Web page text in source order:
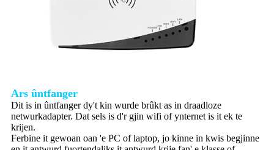
Ars ûntfanger
Dit is in ûntfanger dy't kin wurde brûkt as in draadloze
netwurkadapter. Dat sels is d'r gjin wifi of ynternet is it ek te
krijen.
Ferbine it gewoan oan 'e PC of laptop, jo kinne in kwis begjinne